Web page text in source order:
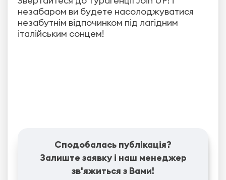
незабаром ви будете насолоджуватися
незабутнім відпочинком під лагідним
італійським сонцем!
Сподобалась публікація?
Залиште заявку і наш менеджер
зв'яжиться з Вами!